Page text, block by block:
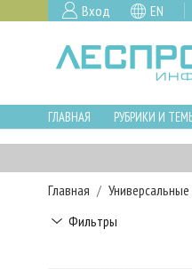
Вход EN
ГЛАВНАЯ РУБРИКИ И
Главная
Фильтры